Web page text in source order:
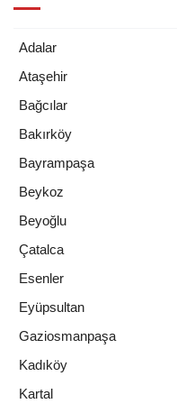
Adalar
Ataşehir
Bağcılar
Bakırköy
Bayrampaşa
Beykoz
Beyoğlu
Çatalca
Esenler
Eyüpsultan
Gaziosmanpaşa
Kadıköy
Kartal